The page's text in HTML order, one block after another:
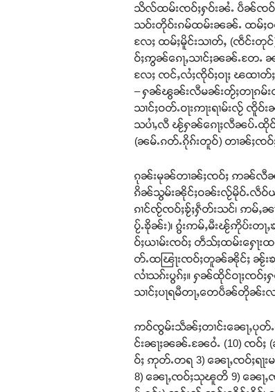
သိလ်ထမ်းၸဝ်ႈႁဝ်းၼႆႉ ပဵၼ်ၸ
သဝ်းတိုဝ်းၵမ်ထမ်းၼၼ်ႉ ထမ်ႈဝတ်ႉ
လႄႈ ထမ်ႈမိူင်းသၢတ်ႇ (ၸဵင်း
ဝ်ႈဢွၼ်ၵေႃႇသၢင်ႈၼၼ်ႉတႄႉ
လႄႈ ၸင်ႇလႆႈၸိုဝ်ႈဝႃႈ ၽထၢ
– ႁၼ်ၽွၼ်းလီမၼ်းတႂ်ႈတႃၵမ်းလဵ
သၢင်ႈဝတ်ႉဝႃးဢႃးရၢမ်းလႂ် ၸိူဝ်
သပၢႆႇလီ ၽႂ်ႁၼ်ၵေႃႈလီၼပ်ႉထို
(ၼမ်ႉၵတ်ႉၵိုၵ်းတူဝ်) တၢၼ်ႈၸဝ်
ၵုၼ်းမုၼ်တၢၼ်ႈၸဝ်ႈ ဢၼ်လီၼပ်
ၵိၼ်သွမ်းၼိုင်ႈဝၼ်းလႂ်မိုဝ်ႉလဵဝ်ယၢ
ၵၢင်ၸႂ်ၸဝ်ႈၶႂ်ႈႁဵတ်းသင်၊ ဢမ်ႇၼ
ပႂ်ႉၶိုၼ်း)၊ ၵွႆးဢမ်ႇမီးၽႂ်ဢိုပ်းတႃ
ဝ်ႈယၢမ်းၸဝ်ႈ တဵသ်ႈထမ်းႁေႃး
တ်ႉထၽြႃးၸဝ်ႈတူၼ်ၼိုင်ႈ ၼႂ်းၶၢ
လၢႆသၵ်းပွၵ်ႈ။ ႁၼ်ထိုင်ဝႃႈၸဝ်
သၢင်ႈပႃရမီတႃႇတေပဵၼ်တိုၼ်
ဢဝ်ၸွမ်းသဵၼ်ႈတၢင်းၼေႃႇပုတ်
င်းၼႃႈၼၼ်ႉၼႄဝႆႉ (10) ၸဝ်ႈ
ဝ်ႈ ဢုတ်ႉတရ 3) ၼေႃႇၸဝ်ႈရ
8) ၼေႃႇၸဝ်ႈသုၽူတိ 9) ၼေႃႇ